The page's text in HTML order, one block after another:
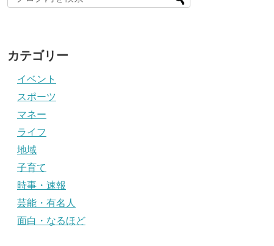
カテゴリー
イベント
スポーツ
マネー
ライフ
地域
子育て
時事・速報
芸能・有名人
面白・なるほど